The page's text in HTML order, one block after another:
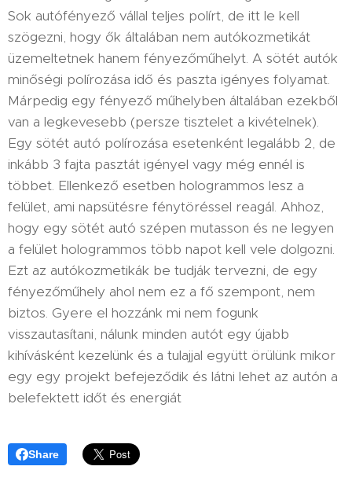
Sok autófényező vállal teljes polírt, de itt le kell
szögezni, hogy ők általában nem autókozmetikát
üzemeltetnek hanem fényezőműhelyt. A sötét autók
minőségi polírozása idő és paszta igényes folyamat.
Márpedig egy fényező műhelyben általában ezekből
van a legkevesebb (persze tisztelet a kivételnek).
Egy sötét autó polírozása esetenként legalább 2, de
inkább 3 fajta pasztát igényel vagy még ennél is
többet. Ellenkező esetben hologrammos lesz a
felület, ami napsütésre fénytöréssel reagál. Ahhoz,
hogy egy sötét autó szépen mutasson és ne legyen
a felület hologrammos több napot kell vele dolgozni.
Ezt az autókozmetikák be tudják tervezni, de egy
fényezőműhely ahol nem ez a fő szempont, nem
biztos. Gyere el hozzánk mi nem fogunk
visszautasítani, nálunk minden autót egy újabb
kihívásként kezelünk és a tulajjal együtt örülünk mikor
egy egy projekt befejeződik és látni lehet az autón a
belefektett időt és energiát
Share